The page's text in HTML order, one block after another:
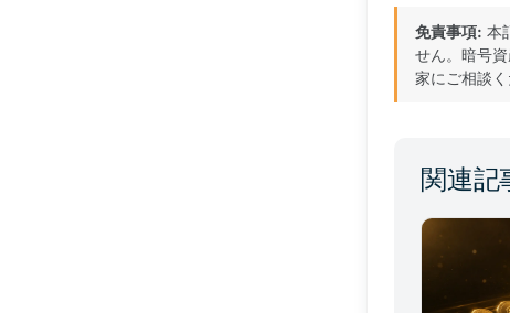
免責事項: 本
せん。暗号
家にご相談く
関連記